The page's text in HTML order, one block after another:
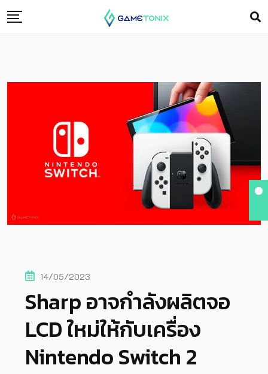
14/05/2023
Sharp อาจกำลังผลิตจอ
LCD ใหม่ให้กับเครื่อง
Nintendo Switch 2